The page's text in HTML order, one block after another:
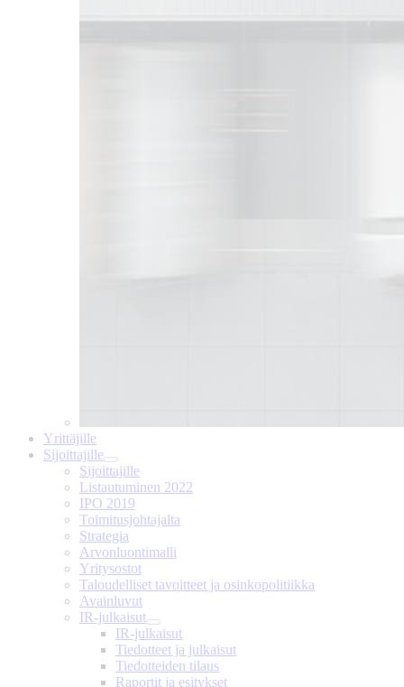
Yrittäjille
Sijoittajille
Sijoittajille
Listautuminen 2022
IPO 2019
Toimitusjohtajalta
Strategia
Arvonluontimalli
Yritysostot
Taloudelliset tavoitteet ja osinkopolitiikka
Avainluvut
IR-julkaisut
IR-julkaisut
Tiedotteet ja julkaisut
Tiedotteiden tilaus
Raportit ja esitykset